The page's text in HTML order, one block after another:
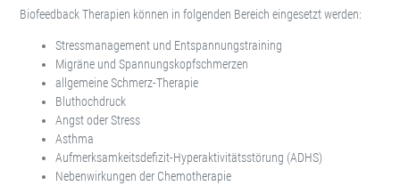
Biofeedback Therapien können in folgenden Bereich eingesetzt werden:
Stressmanagement und Entspannungstraining
Migräne und Spannungskopfschmerzen
allgemeine Schmerz-Therapie
Bluthochdruck
Angst oder Stress
Asthma
Aufmerksamkeitsdefizit-Hyperaktivitätsstörung (ADHS)
Nebenwirkungen der Chemotherapie